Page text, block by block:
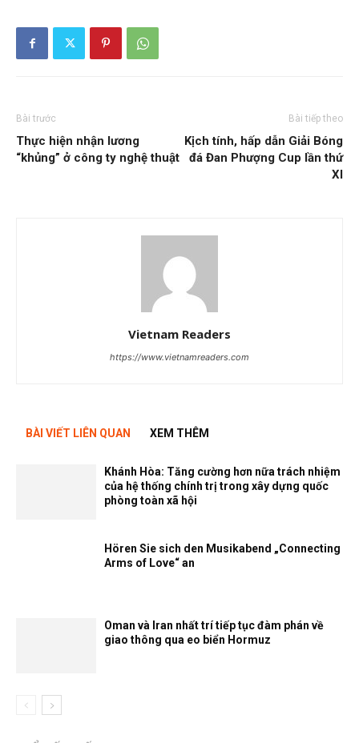
Bài trước
Thực hiện nhận lương
“khủng” ở công ty nghệ thuật
Bài tiếp theo
Kịch tính, hấp dẫn Giải Bóng
đá Đan Phượng Cup lần thứ
XI
Vietnam Readers
https://www.vietnamreaders.com
BÀI VIẾT LIÊN QUAN XEM THÊM
Khánh Hòa: Tăng cường hơn nữa trách nhiệm
của hệ thống chính trị trong xây dựng quốc
phòng toàn xã hội
Hören Sie sich den Musikabend „Connecting
Arms of Love“ an
Oman và Iran nhất trí tiếp tục đàm phán về
giao thông qua eo biển Hormuz